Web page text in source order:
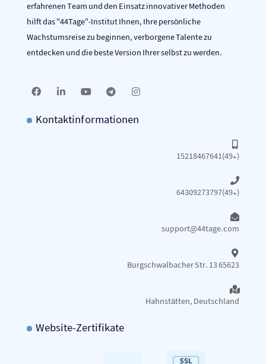
erfahrenen Team und den Einsatz innovativer Methoden
hilft das "44Tage"-Institut Ihnen, Ihre persönliche
Wachstumsreise zu beginnen, verborgene Talente zu
entdecken und die beste Version Ihrer selbst zu werden.
Kontaktinformationen
15218467641(49+)
64309273797(49+)
support@44tage.com​
Burgschwalbacher Str. 13 65623
Hahnstätten, Deutschland
Website-Zertifikate